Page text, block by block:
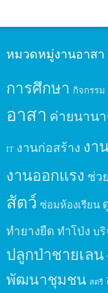
หมวดหมู่งานอาสา
การศึกษา กิจกรรม
อาสา ค่ายนาน
IT งานก่อสร้าง งา
งานออกแรง ช่ว
สัตว์ ซ่อมห้องเรียน
ทำยางยืด ทำโป่ง บ
ปลูกป่าชายเลน
พัฒนาชุมชน สตรี